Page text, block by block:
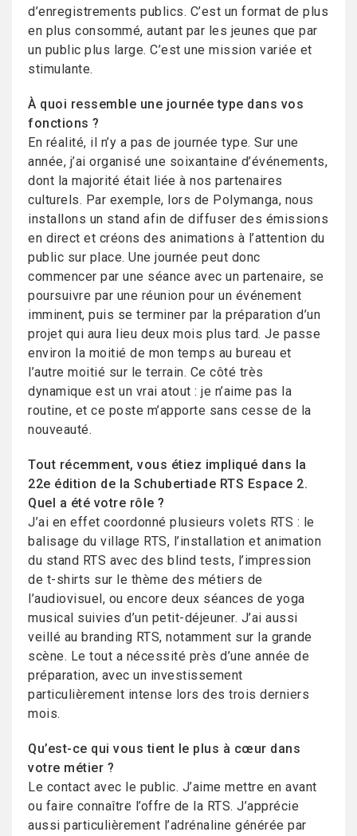
d’enregistrements publics. C’est un format de plus
en plus consommé, autant par les jeunes que par
un public plus large. C’est une mission variée et
stimulante.
À quoi ressemble une journée type dans vos
fonctions ?
En réalité, il n’y a pas de journée type. Sur une
année, j’ai organisé une soixantaine d’événements,
dont la majorité était liée à nos partenaires
culturels. Par exemple, lors de Polymanga, nous
installons un stand afin de diffuser des émissions
en direct et créons des animations à l’attention du
public sur place. Une journée peut donc
commencer par une séance avec un partenaire, se
poursuivre par une réunion pour un événement
imminent, puis se terminer par la préparation d’un
projet qui aura lieu deux mois plus tard. Je passe
environ la moitié de mon temps au bureau et
l’autre moitié sur le terrain. Ce côté très
dynamique est un vrai atout : je n’aime pas la
routine, et ce poste m’apporte sans cesse de la
nouveauté.
Tout récemment, vous étiez impliqué dans la
22e édition de la Schubertiade RTS Espace 2.
Quel a été votre rôle ?
J’ai en effet coordonné plusieurs volets RTS : le
balisage du village RTS, l’installation et animation
du stand RTS avec des blind tests, l’impression
de t-shirts sur le thème des métiers de
l’audiovisuel, ou encore deux séances de yoga
musical suivies d’un petit-déjeuner. J’ai aussi
veillé au branding RTS, notamment sur la grande
scène. Le tout a nécessité près d’une année de
préparation, avec un investissement
particulièrement intense lors des trois derniers
mois.
Qu’est-ce qui vous tient le plus à cœur dans
votre métier ?
Le contact avec le public. J’aime mettre en avant
ou faire connaître l’offre de la RTS. J’apprécie
aussi particulièrement l’adrénaline générée par